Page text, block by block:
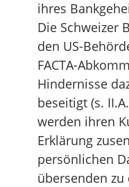
ihres
Die Schweizer
den US-
FACTA-
Hindernisse
beseitigt (s.
werden ihren
Erklärung
persönlichen
übersenden